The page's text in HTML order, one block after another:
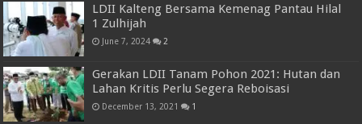
LDII Kalteng Bersama Kemenag Pantau Hilal
1 Zulhijah
June 7, 2024 2
Gerakan LDII Tanam Pohon 2021: Hutan dan
Lahan Kritis Perlu Segera Reboisasi
December 13, 2021 1